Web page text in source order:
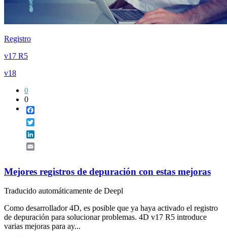
Registro
v17 R5
v18
0
0
Mejores registros de depuración con estas mejoras
Traducido automáticamente de Deepl
Como desarrollador 4D, es posible que ya haya activado el registro
de depuración para solucionar problemas. 4D v17 R5 introduce
varias mejoras para ay...